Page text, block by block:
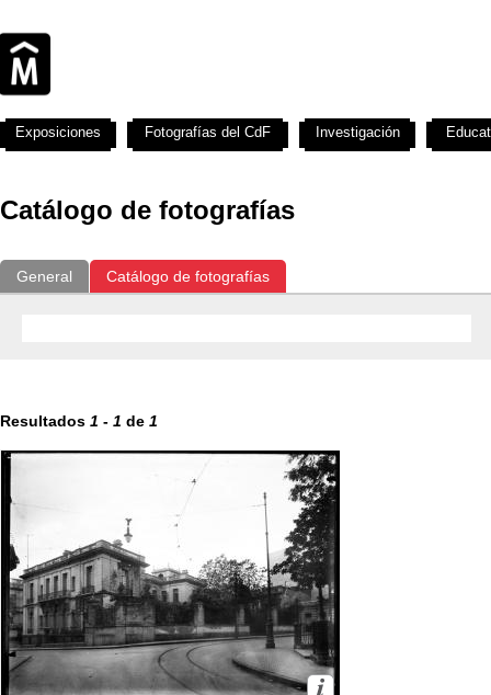
Catálogo de fotografías
General Catálogo de fotografías
Resultados 1 - 1 de 1
Exposiciones Fotografías del CdF Investigación